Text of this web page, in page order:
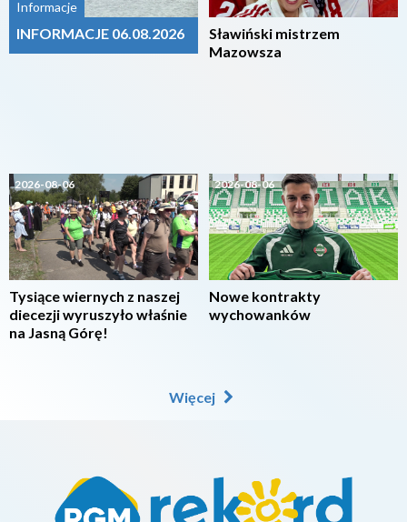
Informacje
INFORMACJE 06.08.2026
2026-08-06
Tysiące wiernych z naszej
diecezji wyruszyło właśnie
na Jasną Górę!
Sławiński mistrzem
Mazowsza
2026-08-06
Nowe kontrakty
wychowanków
Więcej